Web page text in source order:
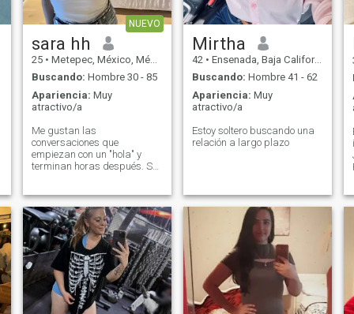
elegante y sensual una mujer
que se puede llevar y
presumir por todo el mundo
se de etiqueta y comida
Gourmet.
NUEVO
sara hh
25 • Metepec, México, México
Buscando: Hombre 30 - 85
Apariencia: Muy
atractivo/a
Me gustan las
conversaciones que
empiezan con un "hola" y
terminan horas después. Soy
interesante en las personas.
Si me haces reír, ya llevas
ventaja. 😉
Mirtha
42 • Ensenada, Baja California, México
Buscando: Hombre 41 - 62
Apariencia: Muy
atractivo/a
Estoy soltero buscando una
relación a largo plazo